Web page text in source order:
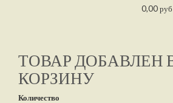
0,00 руб
ТОВАР ДОБАВЛЕН
КОРЗИНУ
Количество